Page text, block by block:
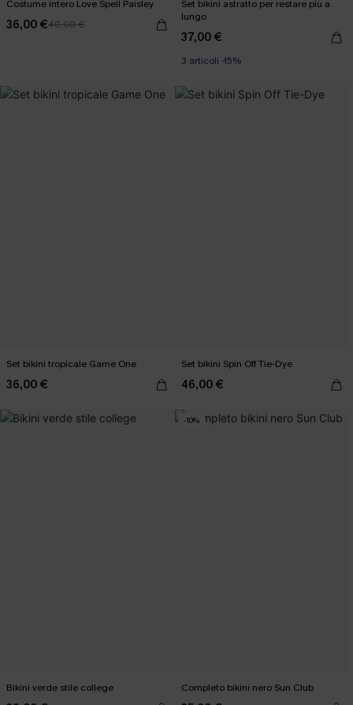
Costume intero Love Spell Paisley
36,00 €40,00 €
Set bikini astratto per restare più a
lungo
37,00 €
3 articoli -15%
Set bikini tropicale Game One
36,00 €
Set bikini Spin Off Tie-Dye
46,00 €
Bikini verde stile college
-10%
Completo bikini nero Sun Club